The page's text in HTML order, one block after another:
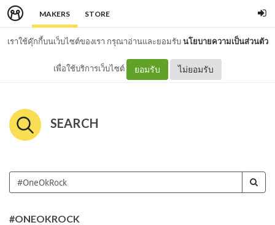
MAKERS STORE
เราใช้คุ๊กกี้บนเว็บไซต์ของเรา กรุณาอ่านและยอมรับนโยบายความเป็นส่วนตัว
เพื่อใช้บริการเว็บไซต์ ยอมรับ ไม่ยอมรับ
SEARCH
#ONEOKROCK